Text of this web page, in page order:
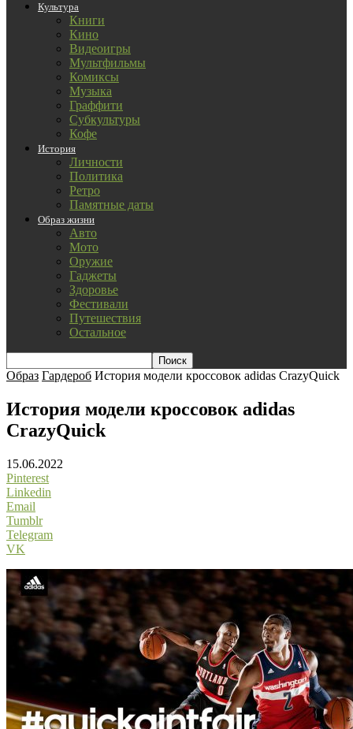
Культура
Книги
Кино
Видеоигры
Мультфильмы
Комиксы
Музыка
Граффити
Субкультуры
Кофе
История
Личности
Политика
Ретро
Памятные даты
Образ жизни
Авто
Мото
Оружие
Гаджеты
Здоровье
Фестивали
Путешествия
Остальное
Образ Гардероб История модели кроссовок adidas CrazyQuick
История модели кроссовок adidas
CrazyQuick
15.06.2022
Pinterest
Linkedin
Email
Tumblr
Telegram
VK